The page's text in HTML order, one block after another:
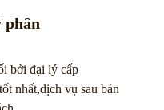
phân
bởi đại lý cấp
nhất,dịch vụ sau bán